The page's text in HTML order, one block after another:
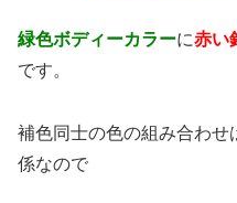
緑色ボディーカラーに赤い
です。
補色同士の色の組み合わせ
係なので